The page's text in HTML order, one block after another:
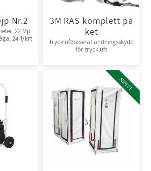
Nr.2
22 Mμ
24rl/krt
3M RAS komplett pa
ket
Tryckluftbaserat andningsskydd
för tryckluft
ASBEST